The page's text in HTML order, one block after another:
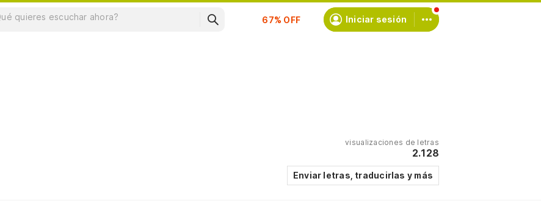
Suscríbete Iniciar sesión
visualizaciones de letras
2.128
Enviar letras, traducirlas y más